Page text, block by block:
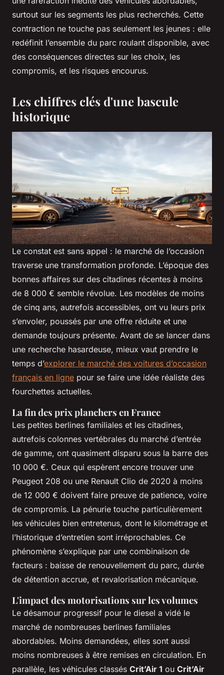
surtout sur les segments les plus recherchés. Cette
contraction ne touche pas seulement les jeunes : elle
redéfinit l’ensemble du parc roulant disponible, avec
des conséquences directes sur les choix, les
compromis, et les risques encourus.
Les chiffres clés d'une bascule
historique
Le constat est sans appel : le marché de l’occasion
traverse une transformation profonde. L’époque des
bonnes affaires sur des citadines récentes à moins
de 8 000 € semble révolue. Les modèles de moins
de cinq ans, autrefois accessibles, ont vu leurs prix
s’envoler, poussés par une offre réduite et une
demande toujours présente. Avant de se lancer dans
une recherche hasardeuse, mieux vaut prendre le
temps d’explorer le marché des voitures d’occasion
français en ligne pour se faire une idée réaliste des
fourchettes actuelles.
La fin des prix planchers en France
Les petites berlines familiales et les citadines,
autrefois colonnes vertébrales du marché d’entrée
de gamme, ont quasiment disparu sous la barre des
10 000 €. Ceux qui espèrent encore trouver une
Peugeot 208 ou une Renault Clio de 2020 à moins
de 12 000 € doivent faire preuve de patience, voire
de compromis. La pénurie touche particulièrement
les véhicules bien entretenus, dont le kilométrage et
l’historique d’entretien sont irréprochables. Ce
phénomène s’explique par une combinaison de
facteurs : baisse de renouvellement du parc, durée
de détention accrue, et revalorisation mécanique.
L'impact des motorisations sur les volumes
Le désamour progressif pour le diesel a vidé le
marché de nombreuses berlines familiales
abordables. Moins demandées, elles sont aussi
moins nombreuses à être remises en circulation. En
parallèle, les véhicules classés Crit’Air 1 ou Crit’Air